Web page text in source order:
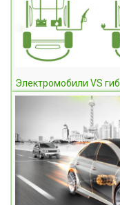
Электромобили VS